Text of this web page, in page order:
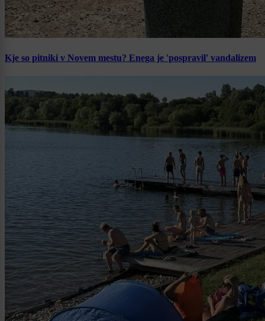
Kje so pitniki v Novem mestu? Enega je 'pospravil' vandalizem